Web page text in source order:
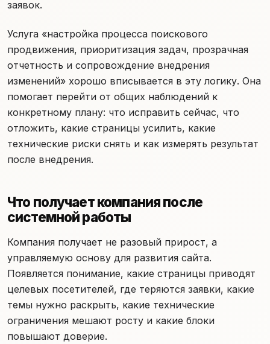
заявок.
Услуга «настройка процесса поискового
продвижения, приоритизация задач, прозрачная
отчетность и сопровождение внедрения
изменений» хорошо вписывается в эту логику. Она
помогает перейти от общих наблюдений к
конкретному плану: что исправить сейчас, что
отложить, какие страницы усилить, какие
технические риски снять и как измерять результат
после внедрения.
Что получает компания после
системной работы
Компания получает не разовый прирост, а
управляемую основу для развития сайта.
Появляется понимание, какие страницы приводят
целевых посетителей, где теряются заявки, какие
темы нужно раскрыть, какие технические
ограничения мешают росту и какие блоки
повышают доверие.